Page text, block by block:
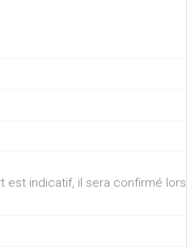
est indicatif, il sera confirmé